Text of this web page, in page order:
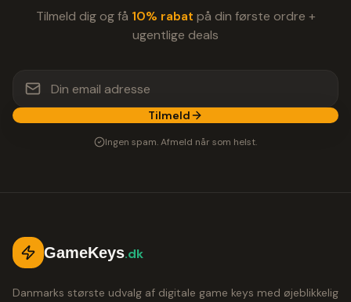
Tilmeld dig og få 10% rabat på din første ordre +
ugentlige deals
Tilmeld
Ingen spam. Afmeld når som helst.
GameKeys.dk
Danmarks største udvalg af digitale game keys med øjeblikkelig